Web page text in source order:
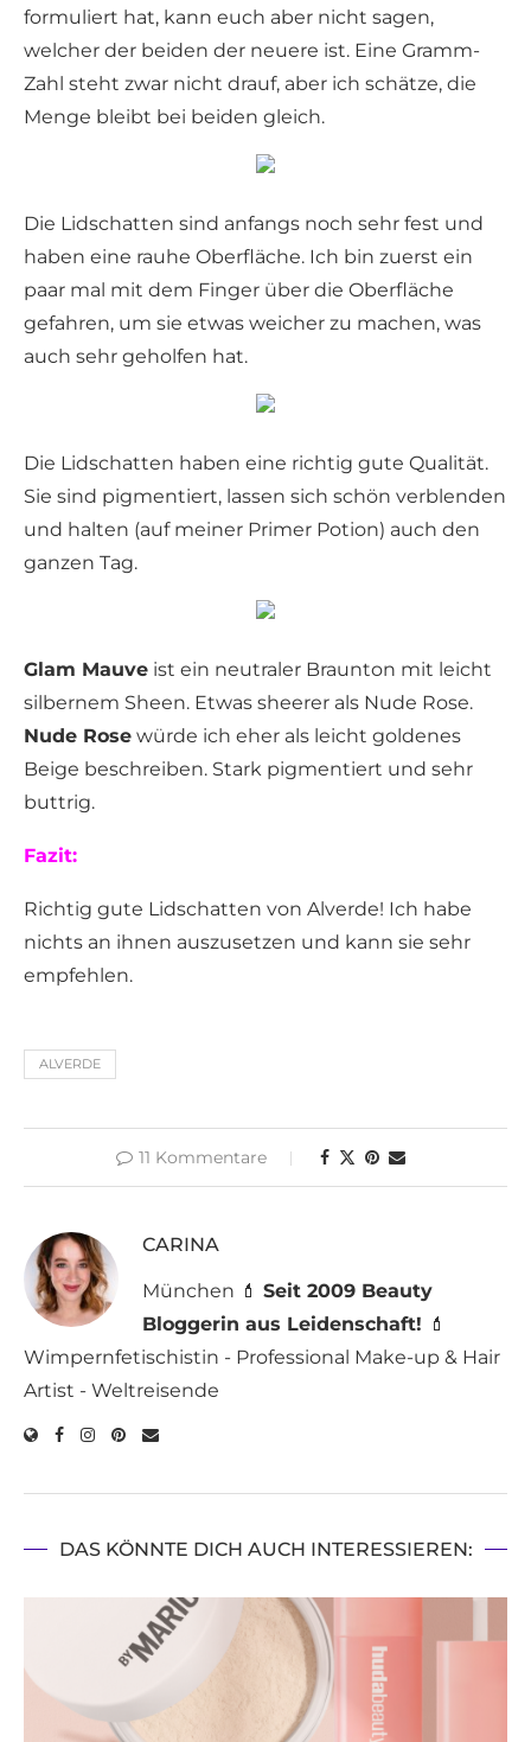
formuliert hat, kann euch aber nicht sagen,
welcher der beiden der neuere ist. Eine Gramm-
Zahl steht zwar nicht drauf, aber ich schätze, die
Menge bleibt bei beiden gleich.
Die Lidschatten sind anfangs noch sehr fest und
haben eine rauhe Oberfläche. Ich bin zuerst ein
paar mal mit dem Finger über die Oberfläche
gefahren, um sie etwas weicher zu machen, was
auch sehr geholfen hat.
Die Lidschatten haben eine richtig gute Qualität.
Sie sind pigmentiert, lassen sich schön verblenden
und halten (auf meiner Primer Potion) auch den
ganzen Tag.
Glam Mauve ist ein neutraler Braunton mit leicht
silbernem Sheen. Etwas sheerer als Nude Rose.
Nude Rose würde ich eher als leicht goldenes
Beige beschreiben. Stark pigmentiert und sehr
buttrig.
Fazit:
Richtig gute Lidschatten von Alverde! Ich habe
nichts an ihnen auszusetzen und kann sie sehr
empfehlen.
ALVERDE
11 Kommentare
CARINA
München 💄 Seit 2009 Beauty
Bloggerin aus Leidenschaft! 💄
Wimpernfetischistin - Professional Make-up & Hair
Artist - Weltreisende
DAS KÖNNTE DICH AUCH INTERESSIEREN: